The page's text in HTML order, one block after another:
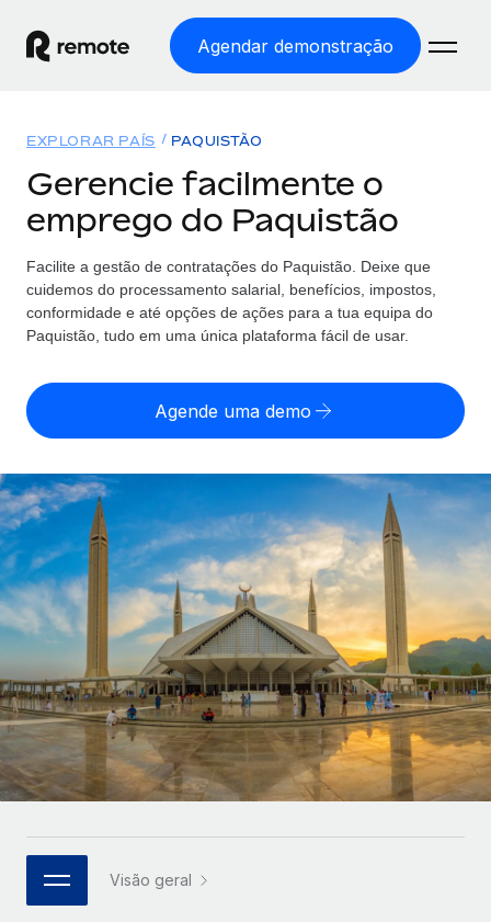
Agendar demonstração
EMPREGO GLOBAL
Processamento Salarial
Processamento salarial fácil e em conformidade
Employer of Record
entidades
globalmente
SERVICES
Perguntar a um especialista
Obtenha apoio especializado em RH e
conformidade globais
Soluções
COBERTURA GLOBAL
Explorador de países
Encontra apoio para emprego global por país
Comparar a Remote
Veja como nos comparamos com os outros
TORNE-SE NOSSO PARCEIRO
Parceiros tecnológicos estratégicos
Integre os RH globais na sua plataforma de forma
flexível
CASE STUDIES
Preçário
English
Nederlands
Français
Deutsch
Español
Italiano
Português (Portugal)
日本語
한국어
中文（简体）
Início de sessão
EXPLORAR PAÍS PAQUISTÃO
Gerencie facilmente o
emprego do Paquistão
Facilite a gestão de contratações do Paquistão. Deixe que
cuidemos do processamento salarial, benefícios, impostos,
conformidade e até opções de ações para a tua equipa do
Paquistão, tudo em uma única plataforma fácil de usar.
Agende uma demo
Visão geral